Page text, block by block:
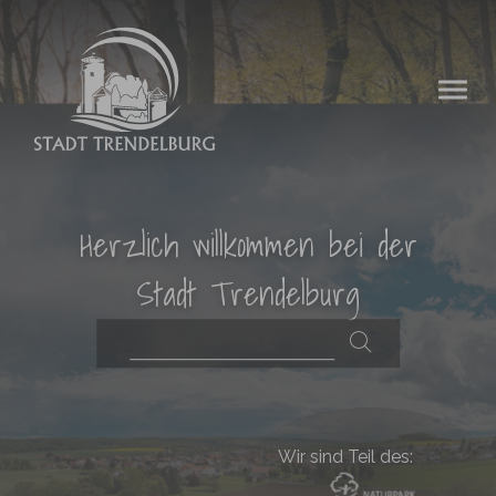
Herzlich willkommen bei der
Stadt Trendelburg
Wir sind Teil des: